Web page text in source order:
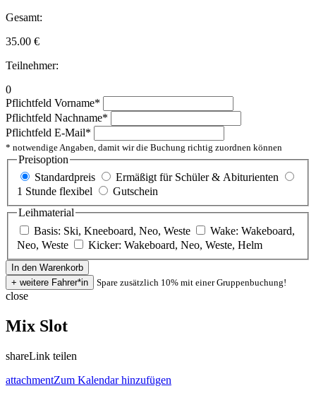
Gesamt:
35.00 €
Teilnehmer:
0
Pflichtfeld Vorname*
Pflichtfeld Nachname*
Pflichtfeld E-Mail*
* notwendige Angaben, damit wir die Buchung richtig zuordnen können
Preisoption
Standardpreis
Ermäßigt für Schüler & Abiturienten
1 Stunde flexibel
Gutschein
Leihmaterial
Basis: Ski, Kneeboard, Neo, Weste
Wake: Wakeboard,
Neo, Weste
Kicker: Wakeboard, Neo, Weste, Helm
Spare zusätzlich 10% mit einer Gruppenbuchung!
close
Mix Slot
shareLink teilen
attachmentZum Kalendar hinzufügen